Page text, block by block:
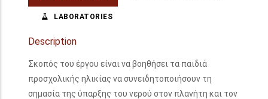
LABORATORIES
Description
Σκοπός του έργου είναι να βοηθήσει τα παιδιά
προσχολικής ηλικίας να συνειδητοποιήσουν τη
σημασία της ύπαρξης του νερού στον πλανήτη και τον